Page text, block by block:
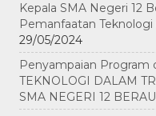
Kepala SMA Negeri 12
Pemanfaatan
29/05/2024
Penyampaian Program
TEKNOLOGI DALAM
SMA NEGERI 12